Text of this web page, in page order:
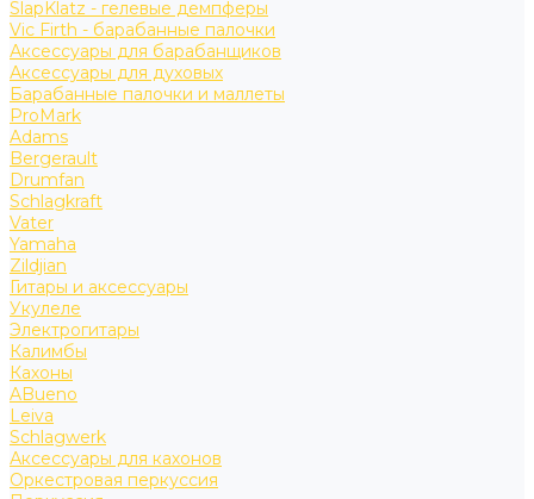
SlapKlatz - гелевые демпферы
Vic Firth - барабанные палочки
Аксессуары для барабанщиков
Аксессуары для духовых
Барабанные палочки и маллеты
ProMark
Adams
Bergerault
Drumfan
Schlagkraft
Vater
Yamaha
Zildjian
Гитары и аксессуары
Укулеле
Электрогитары
Калимбы
Кахоны
ABueno
Leiva
Schlagwerk
Аксессуары для кахонов
Оркестровая перкуссия